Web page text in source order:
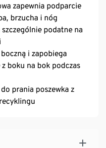
zapewnia podparcie
brzucha i nóg
szczególnie podatne na
i zapobiega
boku na bok podczas
prania poszewka z